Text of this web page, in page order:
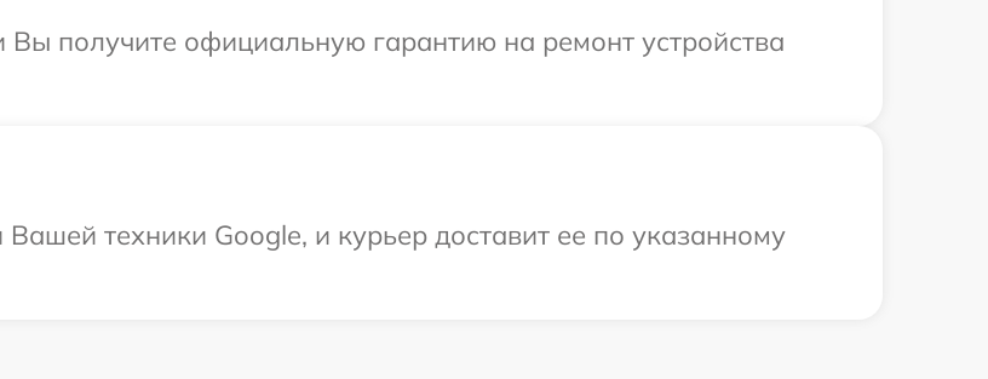
получите официальную гарантию на ремонт устройства
техники Google, и курьер доставит ее по указанному